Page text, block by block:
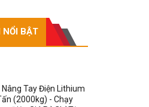
NỔI BẬT
Nâng Tay Điện Lithium
(2000kg) - Chạy